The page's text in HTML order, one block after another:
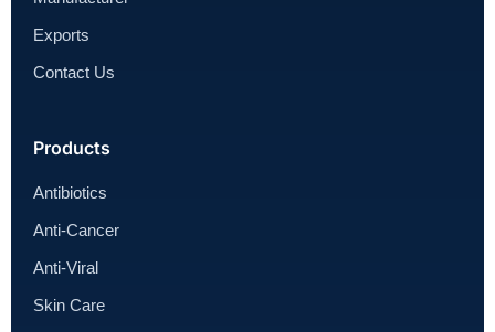
Exports
Contact Us
Products
Antibiotics
Anti-Cancer
Anti-Viral
Skin Care